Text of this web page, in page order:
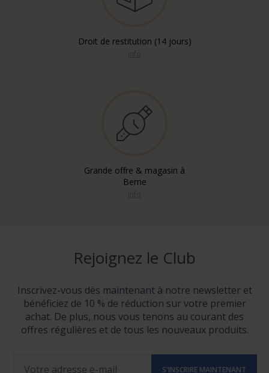
Droit de restitution (14 jours)
Grande offre & magasin à
Berne
Rejoignez le Club
Inscrivez-vous dès maintenant à notre newsletter et
bénéficiez de 10 % de réduction sur votre premier
achat. De plus, nous vous tenons au courant des
offres régulières et de tous les nouveaux produits.